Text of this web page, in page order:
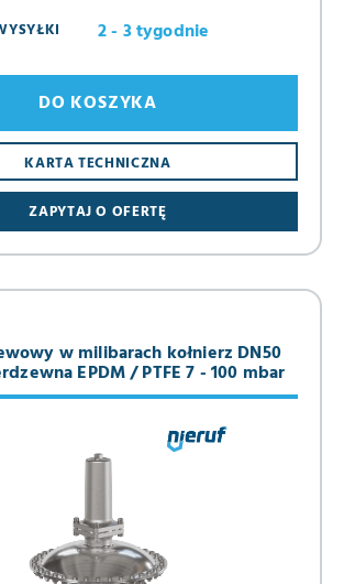
2 - 3 tygodnie
ZAPYTAJ O OFERTĘ
KARTA TECHNICZNA
DO KOSZYKA
w milibarach kołnierz DN50
EPDM / PTFE 7 - 100 mbar